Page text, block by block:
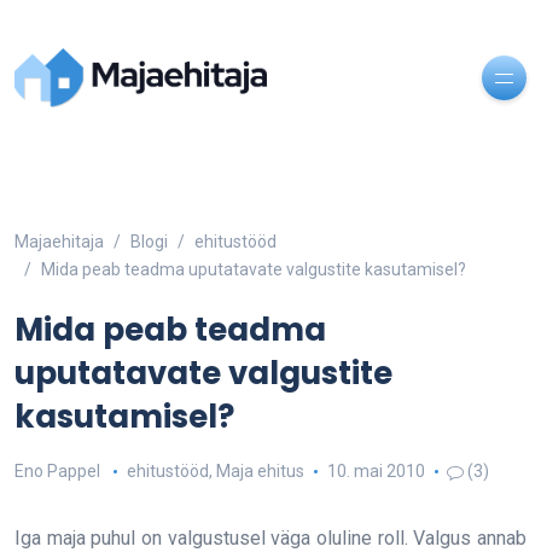
Majaehitaja Blogi
ehitustööd
Mida peab teadma uputatavate valgustite kasutamisel?
Mida peab teadma
uputatavate valgustite
kasutamisel?
Eno Pappel ehitustööd, Maja ehitus 10. mai 2010 (3)
Iga maja puhul on valgustusel väga oluline roll. Valgus annab